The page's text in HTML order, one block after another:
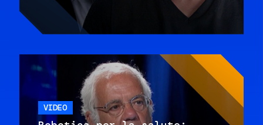
VIDEO